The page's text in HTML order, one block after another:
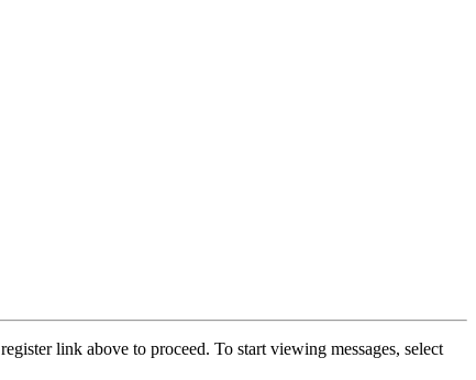
link above to proceed. To start viewing messages, select